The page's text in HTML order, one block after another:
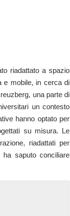
riadattato a spazio
e mobile, in cerca di
una parte di
un contesto
hanno optato per
su misura. Le
riadattati per
saputo conciliare